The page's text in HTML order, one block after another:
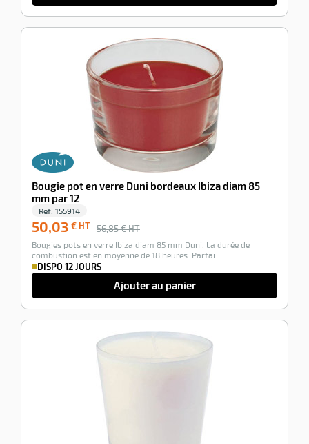
Bougie pot en verre Duni bordeaux Ibiza diam 85
mm par 12
Ref: 155914
50,03 € HT 56,85 € HT
Bougies pots en verre Ibiza diam 85 mm Duni. La durée de
combustion est en moyenne de 18 heures. Parfai…
DISPO 12 JOURS
Ajouter au panier